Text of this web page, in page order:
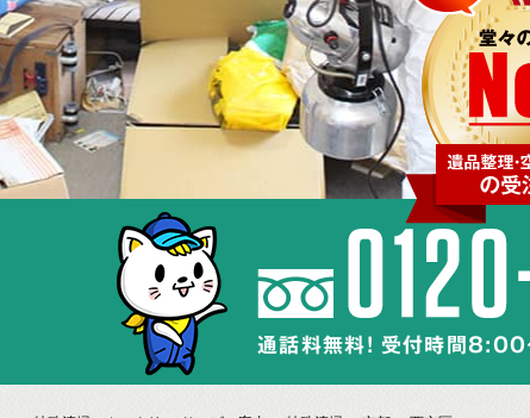
通話料無料! 受付時間8:00